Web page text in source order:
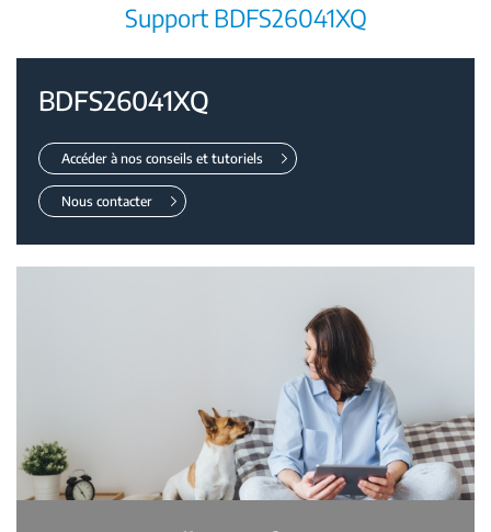
Support BDFS26041XQ
BDFS26041XQ
Accéder à nos conseils et tutoriels
Nous contacter